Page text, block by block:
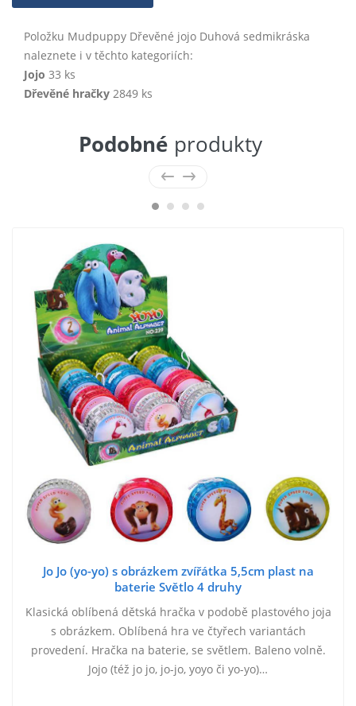
Položku Mudpuppy Dřevěné jojo Duhová sedmikráska
naleznete i v těchto kategoriích:
Jojo 33 ks
Dřevěné hračky 2849 ks
Podobné produkty
Jo Jo (yo-yo) s obrázkem zvířátka 5,5cm plast na
baterie Světlo 4 druhy
Klasická oblíbená dětská hračka v podobě plastového joja
s obrázkem. Oblíbená hra ve čtyřech variantách
provedení. Hračka na baterie, se světlem. Baleno volně.
Jojo (též jo jo, jo-jo, yoyo či yo-yo)…